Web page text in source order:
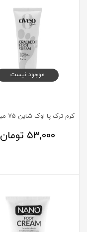
موجود نیست
کرم ترک پا اوک شاین 75 میلی لیتر
53,000 تومان